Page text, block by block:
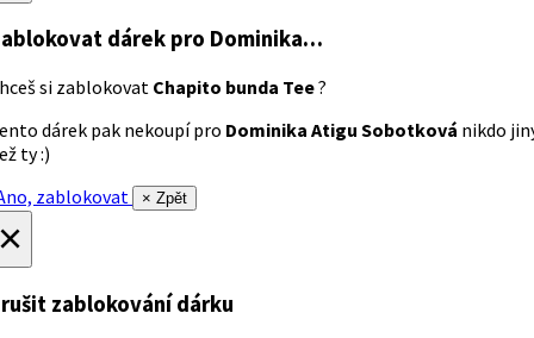
dárek pro Dominika…
si zablokovat Chapito bunda Tee?
dárek pak nekoupí pro Dominika Atigu Sobotková nikdo
ty :)
zablokovat
× Zpět
zablokování dárku